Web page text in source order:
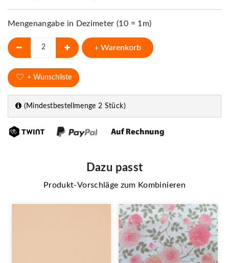
Mengenangabe in Dezimeter (10 = 1m)
+ Warenkorb
+ Wunschliste
(Mindestbestellmenge 2 Stück)
Dazu passt
Produkt-Vorschläge zum Kombinieren